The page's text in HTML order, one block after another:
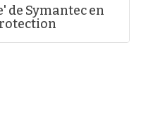
de Symantec en